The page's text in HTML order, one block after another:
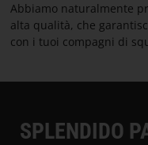
INFORMAZIONI
SU
Abbiamo naturalmente
alta qualità, che
con i tuoi compagni di
SPLENDIDO